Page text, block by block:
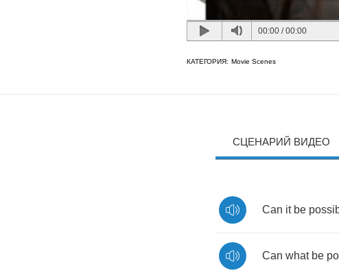
00:00 /00:00
КАТЕГОРИЯ: Movie Scenes
СЦЕНАРИЙ ВИДЕО
Can it be
Can what be